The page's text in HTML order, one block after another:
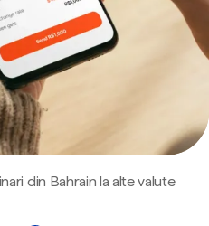
din Bahrain la alte valute